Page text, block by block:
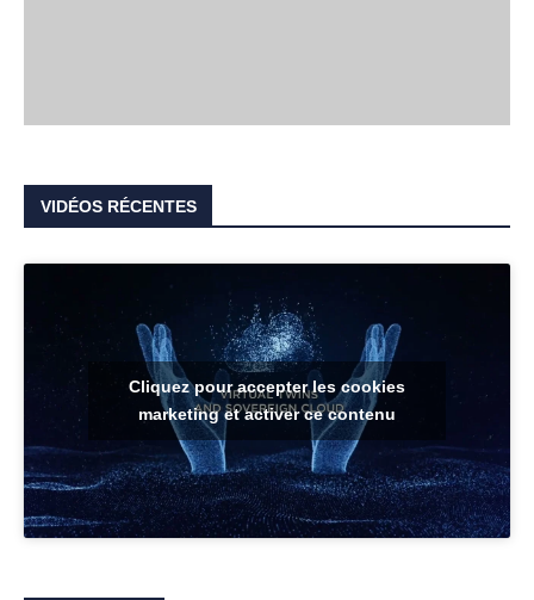
VIDÉOS RÉCENTES
Cliquez pour accepter les cookies
marketing et activer ce contenu